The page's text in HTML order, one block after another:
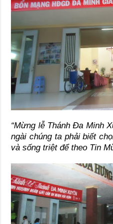
“Mừng lễ Thánh Đa Minh
ngài chúng ta phải biết
và sống triệt để theo Tin